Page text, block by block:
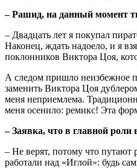
– Рашид, на данный момент
– Двадцать лет я покупал
Наконец, ждать надоело, и я
поклонников Виктора Цоя,
А следом пришло неизбежное
заменить Виктора Цоя
меня неприемлема.
меня осенило: ремикс! Эта
– Заявка, что в главной
– Не верят, потому что
работали над «Иглой»: будь